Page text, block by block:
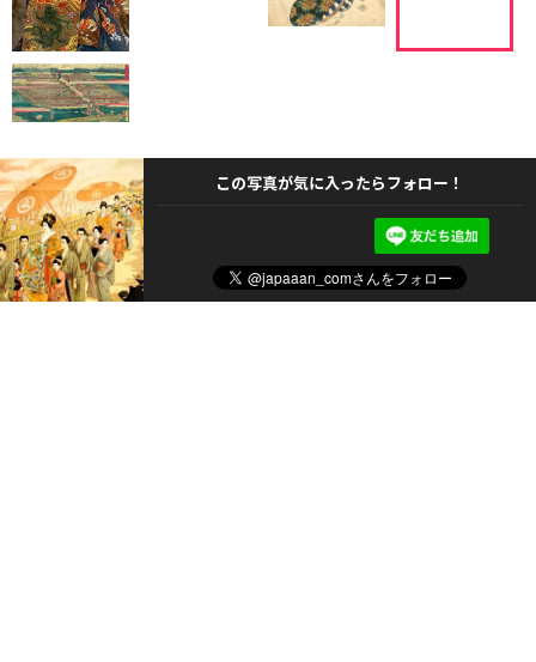
この写真が気に入ったらフォロー！